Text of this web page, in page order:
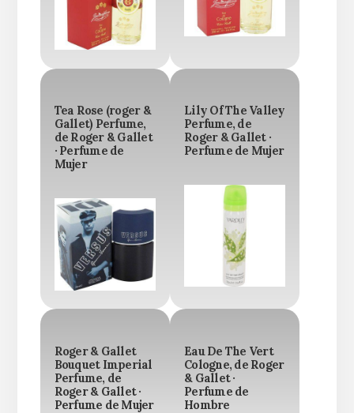
Tea Rose (roger &
Gallet) Perfume,
de Roger & Gallet
· Perfume de
Mujer
Lily Of The Valley
Perfume, de
Roger & Gallet ·
Perfume de Mujer
Roger & Gallet
Bouquet Imperial
Perfume, de
Roger & Gallet ·
Perfume de Mujer
Eau De The Vert
Cologne, de Roger
& Gallet ·
Perfume de
Hombre